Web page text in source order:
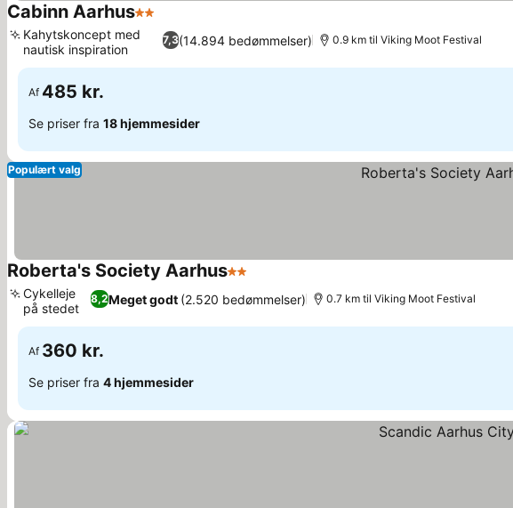
Cabinn Aarhus2 Stjerner
7,3(14.894 bedømmelser)
Kahytskoncept med
nautisk inspiration
0.9 km til Viking Moot Festival
Af 485 kr.
Se priser fra 18 hjemmesider
Populært valg
Roberta's Society Aarhus2 Stjerner
8,2Meget godt (2.520 bedømmelser)
Cykelleje
på stedet
0.7 km til Viking Moot Festival
Af 360 kr.
Se priser fra 4 hjemmesider